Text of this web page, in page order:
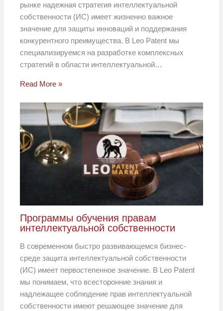
рынке надежная стратегия интеллектуальной
собственности (ИС) имеет жизненно важное
значение для защиты инноваций и поддержания
конкурентного преимущества. В Leo Patent мы
специализируемся на разработке комплексных
стратегий в области интеллектуальной…
Read More »
Программы обучения правам
интеллектуальной собственности
В современном быстро развивающемся бизнес-
среде защита интеллектуальной собственности
(ИС) имеет первостепенное значение. В Leo Patent
мы понимаем, что всесторонние знания и
надлежащее соблюдение прав интеллектуальной
собственности имеют решающее значение для